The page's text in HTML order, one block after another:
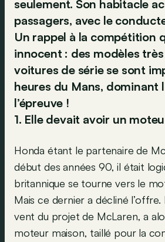
seulement. Son habitacle
passagers, avec le
Un rappel à la compétition
innocent : des modèles
voitures de série se sont
heures du Mans, dominant
l’épreuve !
1. Elle devait avoir un
Honda étant le partenaire de
début des années 90, il était
britannique se tourne vers le
Mais ce dernier a décliné l’offre.
vent du projet de McLaren, a
moteur maison, taillé pour la